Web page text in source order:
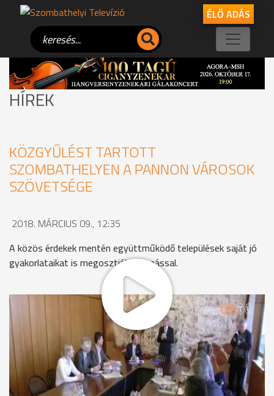
ÉLŐ ADÁS
HÍREK
KÖZGYŰLÉST TARTOTT
SZOMBATHELYEN A PANNON VÁROSOK
SZÖVETSÉGE
2018. MÁRCIUS 09., 12:35
A közös érdekek mentén együttműködő települések saját jó
gyakorlataikat is megosztják egymással.
Szombathelyen tartotta éves közgyűlését a Pannon Városok
Szövetsége. Az eseményen Veszprém, Zalaegerszeg, Pápa,
Nagykanizsa, Kőszeg, Tata, Keszthely és Szombathely
képviselői három kérdésről tárgyaltak.
Tóth Nándor - elnök, Pannon Városok Szövetsége
“Az első napirendi pont egy együttműködési megállapodás-